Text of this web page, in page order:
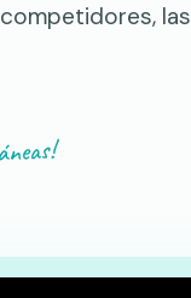
las